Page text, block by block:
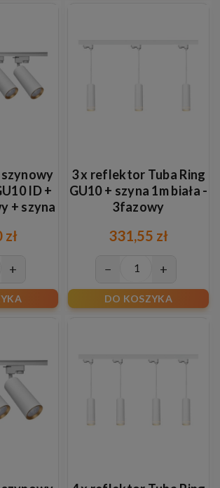
ID +
+ szyna
zł
+
3 x reflektor Tuba Ring
GU10 + szyna 1m biała -
3fazowy
331,55 zł
− +
DO KOSZYKA